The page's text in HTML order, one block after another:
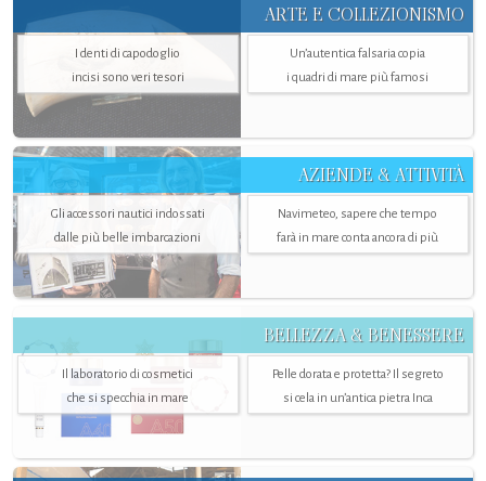
ARTE E COLLEZIONISMO
I denti di capodoglio
incisi sono veri tesori
Un’autentica falsaria copia
i quadri di mare più famosi
AZIENDE & ATTIVITÀ
Gli accessori nautici indossati
dalle più belle imbarcazioni
Navimeteo, sapere che tempo
farà in mare conta ancora di più
BELLEZZA & BENESSERE
Il laboratorio di cosmetici
che si specchia in mare
Pelle dorata e protetta? Il segreto
si cela in un’antica pietra Inca